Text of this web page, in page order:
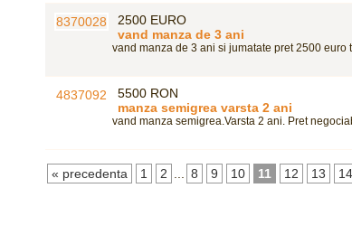
2500 EURO
vand manza de 3 ani
vand manza de 3 ani si jumatate pret 2500 euro
5500 RON
manza semigrea varsta 2 ani
vand manza semigrea.Varsta 2 ani. Pret
« precedenta 1 2 8 9 10 11 12 13 14